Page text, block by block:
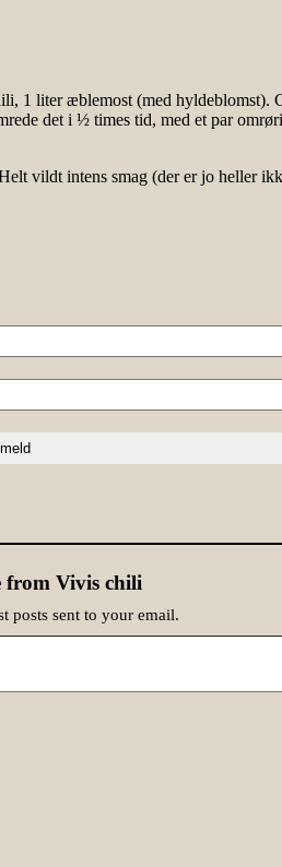
1 liter æblemost (med hyldeblomst).
det i ½ times tid, med et par
vildt intens smag (der er jo heller
from Vivis chili
posts sent to your email.